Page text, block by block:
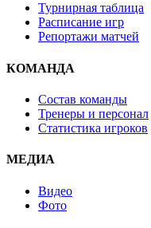
Турнирная таблица
Расписание игр
Репортажи матчей
КОМАНДА
Состав команды
Тренеры и персонал
Статистика игроков
МЕДИА
Видео
Фото